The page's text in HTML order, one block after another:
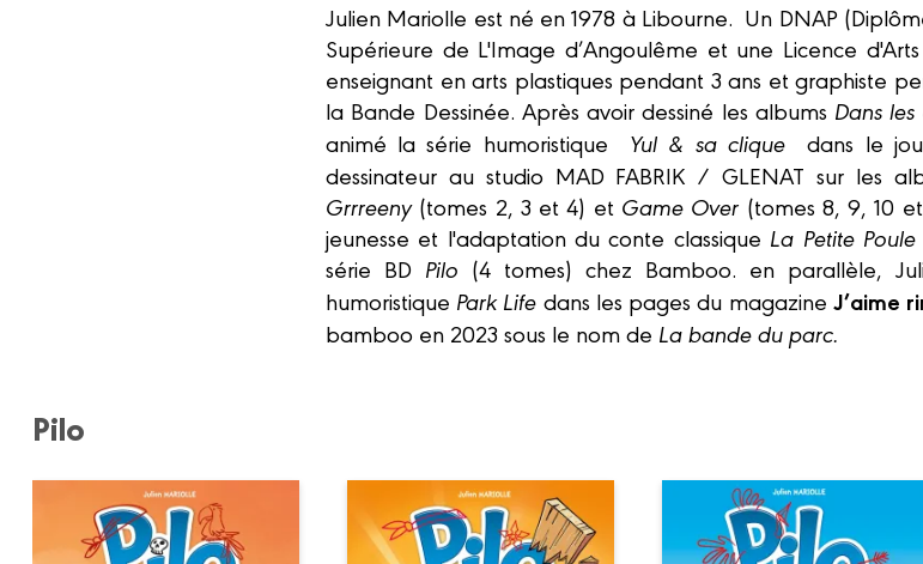
Julien Mariolle est né en 1978 à Libourne. Un DNAP
Supérieure de L'Image d’Angoulême et une Licence
enseignant en arts plastiques pendant 3 ans et graphiste
la Bande Dessinée. Après avoir dessiné les albums Dans
animé la série humoristique Yul & sa clique dans le
dessinateur au studio MAD FABRIK / GLENAT sur les
Grrreeny(tomes 2, 3 et 4) et Game Over (tomes 8, 9, 10
jeunesse et l'adaptation du conte classique La Petite Poule
série BD Pilo (4 tomes) chez Bamboo. en parallèle,
humoristique Park Life dans les pages du magazine J’aime
bamboo en 2023 sous le nom de La bande du parc.
Pilo